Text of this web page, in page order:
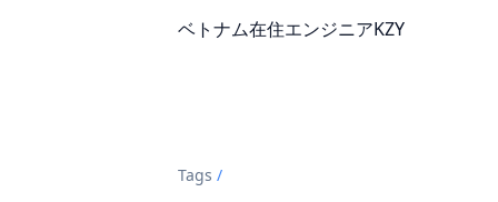
ベトナム在住エンジニアKZY
Tags /